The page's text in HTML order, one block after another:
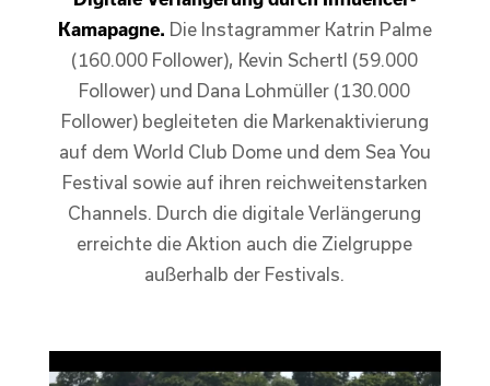
Kamapagne. Die Instagrammer Katrin Palme
(160.000 Follower), Kevin Schertl (59.000
Follower) und Dana Lohmüller (130.000
Follower) begleiteten die Markenaktivierung
auf dem World Club Dome und dem Sea You
Festival sowie auf ihren reichweitenstarken
Channels. Durch die digitale Verlängerung
erreichte die Aktion auch die Zielgruppe
außerhalb der Festivals.